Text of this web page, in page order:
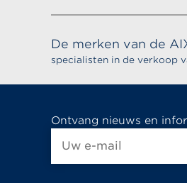
De merken van de
specialisten in de verkoop
Ontvang nieuws en